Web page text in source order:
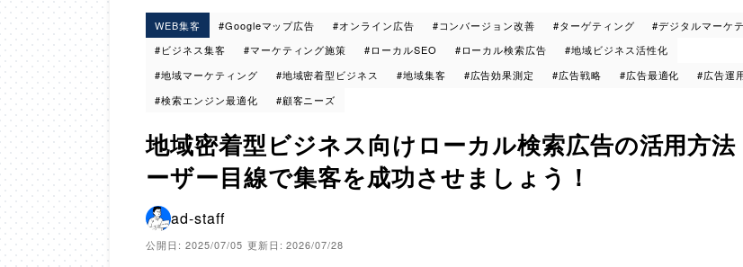
WEB集客 #Googleマップ広告 #オンライン広告 #コンバージョン改善 #ターゲティング
#デジタルマーケ
#ビジネス集客
#マーケティング施策 #ローカルSEO #ローカル検索広告
#地域ビジネス活性化
#地域マーケティング
#地域密着型ビジネス #地域集客 #広告効果測定 #広告戦略 #広告最適化
#広告運
#検索エンジン最適化
#顧客ニーズ
地域密着型ビジネス向けローカル検索広告の活用方法
ーザー目線で集客を成功させましょう！
ad-staff
公開日: 2025/07/05 更新日: 2026/07/28